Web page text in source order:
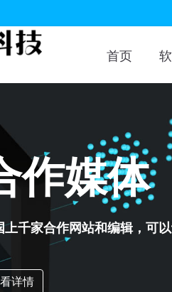
首页
决方案
个性化行业解决方案，为用
详情